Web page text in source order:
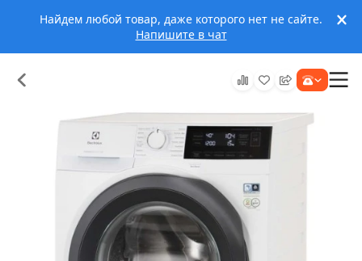
Найдем любой товар, даже которого нет не сайте.
Напишите в чат